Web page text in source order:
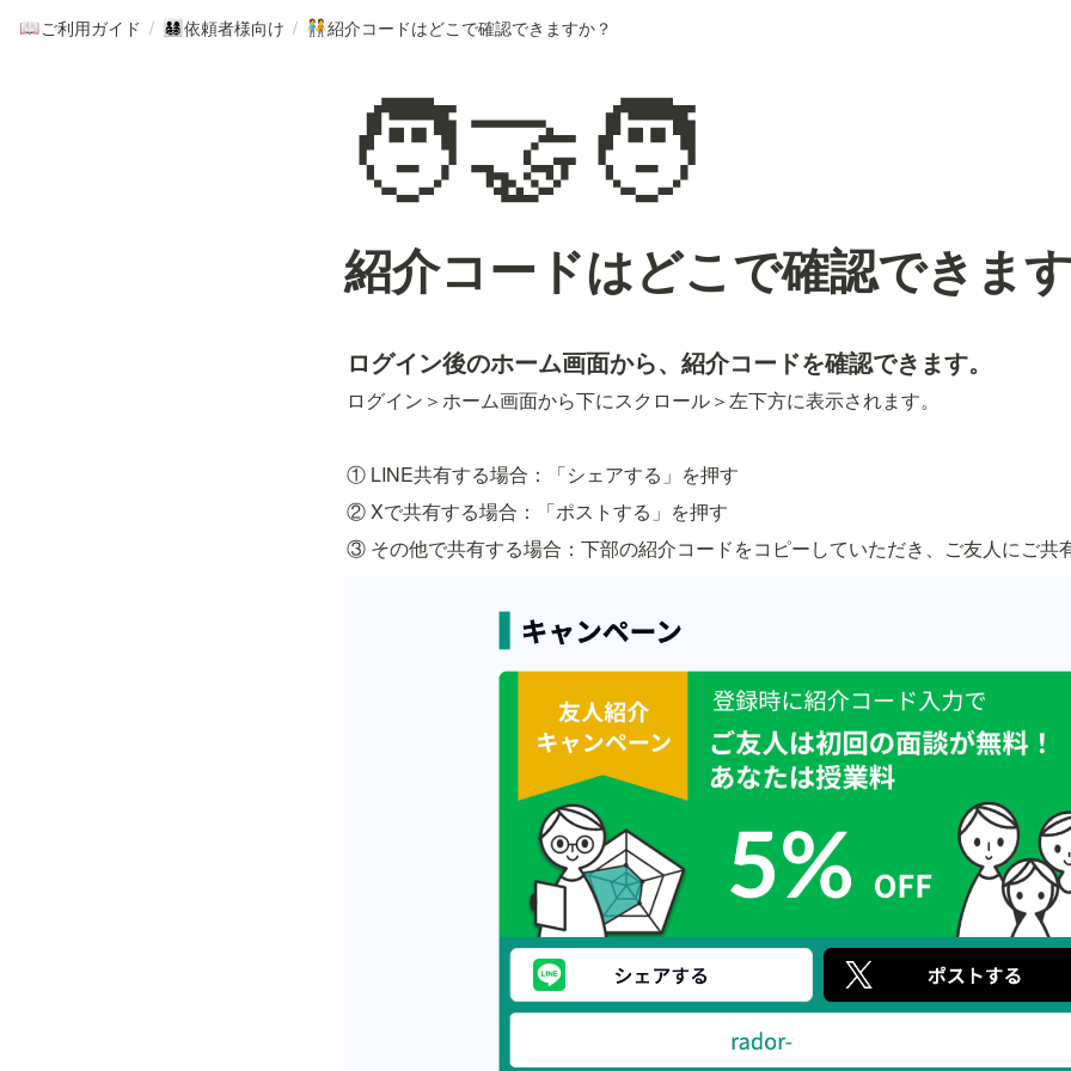
📖ご利用ガイド / 👨‍👩‍👧‍👦依頼者様向け / 🧑‍🤝‍🧑紹介コードはどこで確認できますか？
🧑‍🤝‍🧑
紹介コードはどこで確認できま
ログイン後のホーム画面から、紹介コードを確認できます。
ログイン＞ホーム画面から下にスクロール＞左下方に表示されます。
① LINE共有する場合：「シェアする」を押す
② Xで共有する場合：「ポストする」を押す
③ その他で共有する場合：下部の紹介コードをコピーしていただき、ご友人にご共